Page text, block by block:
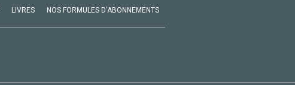
LIVRES NOS FORMULES D'ABONNEMENTS